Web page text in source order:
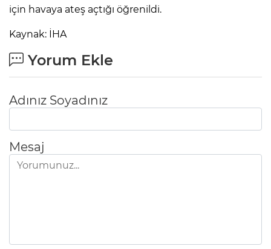
için havaya ateş açtığı öğrenildi.
Kaynak: İHA
Yorum Ekle
Adınız Soyadınız
Mesaj